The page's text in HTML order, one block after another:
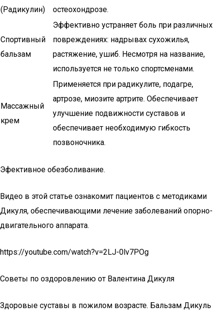
(Радикулин)
остеохондрозе.
Спортивный
бальзам
Эффективно устраняет боль при различных
повреждениях: надрывах сухожилья,
растяжение, ушиб. Несмотря на название,
используется не только спортсменами.
Массажный
крем
Применяется при радикулите, подагре,
артрозе, миозите артрите. Обеспечивает
улучшение подвижности суставов и
обеспечивает необходимую гибкость
позвоночника.
Эфективное обезболивание.
Видео в этой статье ознакомит пациентов с методиками
Дикуля, обеспечивающими лечение заболеваний опорно-
двигательного аппарата.
https://youtube.com/watch?v=2LJ-0lv7POg
Советы по оздоровлению от Валентина Дикуля
Здоровые суставы в пожилом возрасте. Бальзам Дикуль